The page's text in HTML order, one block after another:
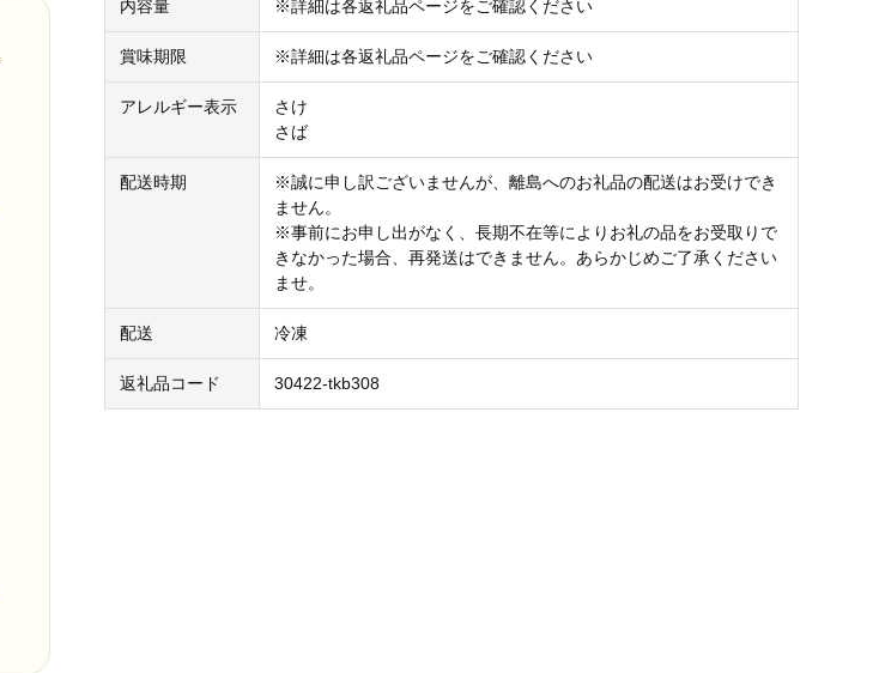
内容量 ※詳細は各返礼品ページをご確認ください
賞味期限 ※詳細は各返礼品ページをご確認ください
アレルギー表示
さけ
さば
配送時期
※誠に申し訳ございませんが、離島へのお礼品の配送はお受けでき
ません。
※事前にお申し出がなく、長期不在等によりお礼の品をお受取りで
きなかった場合、再発送はできません。あらかじめご了承ください
ませ。
配送 冷凍
返礼品コード 30422-tkb308